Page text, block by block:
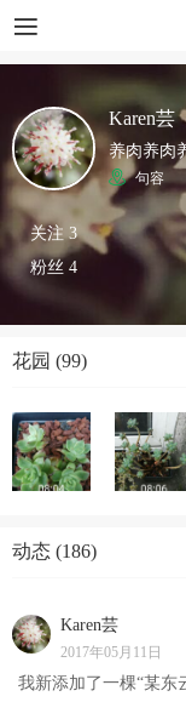
关注 3
粉丝 4
Karen芸
养肉养肉
句容
花园 (99)
动态 (186)
Karen芸
2017年05月11日
我新添加了一棵“某东